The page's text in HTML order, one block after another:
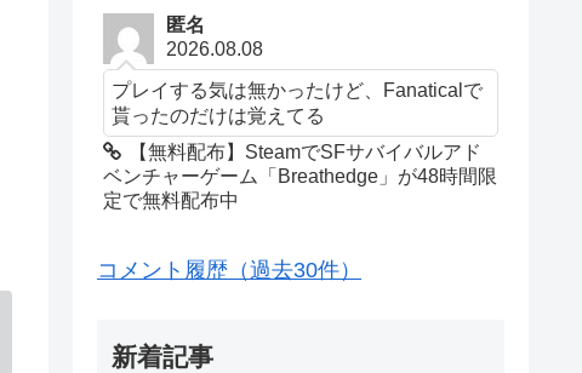
匿名
2026.08.08
プレイする気は無かったけど、Fanaticalで
貰ったのだけは覚えてる
【無料配布】SteamでSFサバイバルアド
ベンチャーゲーム「Breathedge」が48時間限
定で無料配布中
コメント履歴（過去30件）
新着記事